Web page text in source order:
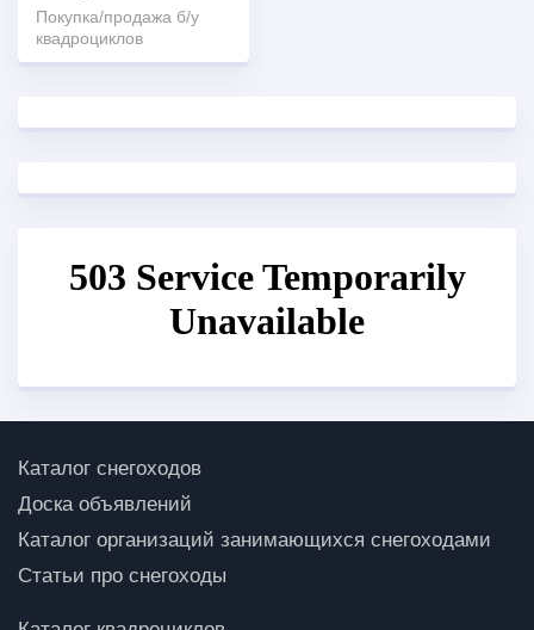
Покупка/продажа б/у
квадроциклов
Каталог снегоходов
Доска объявлений
Каталог организаций занимающихся снегоходами
Статьи про снегоходы